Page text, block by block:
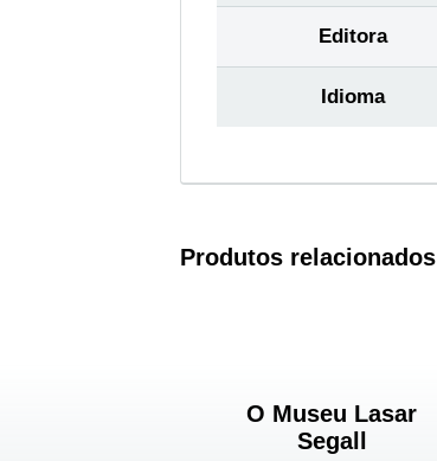
Editora
Idioma
Produtos relacionados
O Museu Lasar
Segall